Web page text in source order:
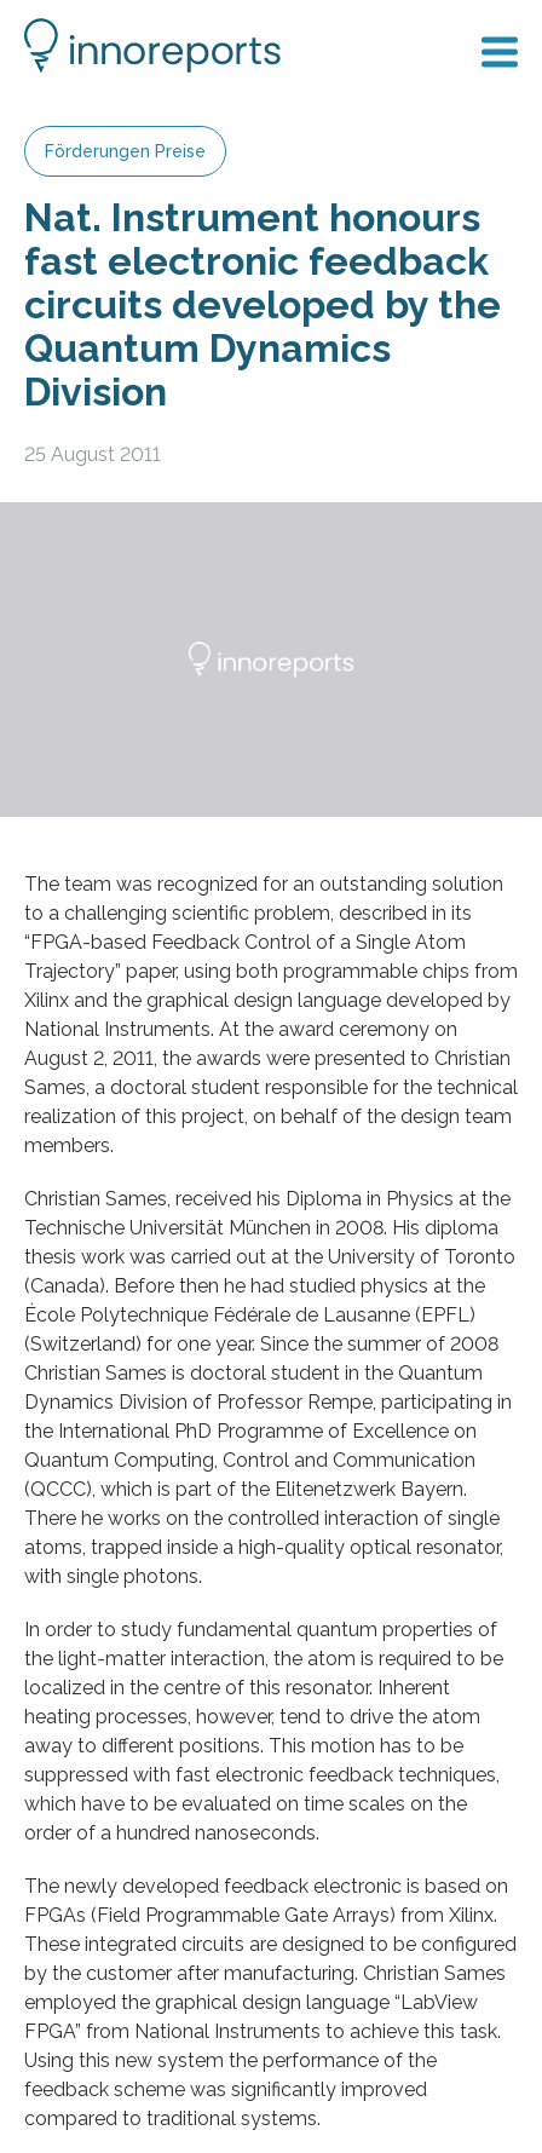
Förderungen Preise
Nat. Instrument honours
fast electronic feedback
circuits developed by the
Quantum Dynamics
Division
25 August 2011
The team was recognized for an outstanding solution
to a challenging scientific problem, described in its
“FPGA-based Feedback Control of a Single Atom
Trajectory” paper, using both programmable chips from
Xilinx and the graphical design language developed by
National Instruments. At the award ceremony on
August 2, 2011, the awards were presented to Christian
Sames, a doctoral student responsible for the technical
realization of this project, on behalf of the design team
members.
Christian Sames, received his Diploma in Physics at the
Technische Universität München in 2008. His diploma
thesis work was carried out at the University of Toronto
(Canada). Before then he had studied physics at the
École Polytechnique Fédérale de Lausanne (EPFL)
(Switzerland) for one year. Since the summer of 2008
Christian Sames is doctoral student in the Quantum
Dynamics Division of Professor Rempe, participating in
the International PhD Programme of Excellence on
Quantum Computing, Control and Communication
(QCCC), which is part of the Elitenetzwerk Bayern.
There he works on the controlled interaction of single
atoms, trapped inside a high-quality optical resonator,
with single photons.
In order to study fundamental quantum properties of
the light-matter interaction, the atom is required to be
localized in the centre of this resonator. Inherent
heating processes, however, tend to drive the atom
away to different positions. This motion has to be
suppressed with fast electronic feedback techniques,
which have to be evaluated on time scales on the
order of a hundred nanoseconds.
The newly developed feedback electronic is based on
FPGAs (Field Programmable Gate Arrays) from Xilinx.
These integrated circuits are designed to be configured
by the customer after manufacturing. Christian Sames
employed the graphical design language “LabView
FPGA” from National Instruments to achieve this task.
Using this new system the performance of the
feedback scheme was significantly improved
compared to traditional systems.